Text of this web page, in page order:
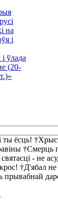
на
і
ўлада
(20-
ты ёсць!
†Смерць
- не
†Д'ябал не
прывабнай